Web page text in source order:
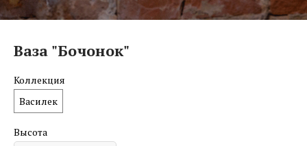
Ваза "Бочонок"
Коллекция
Василек
Высота